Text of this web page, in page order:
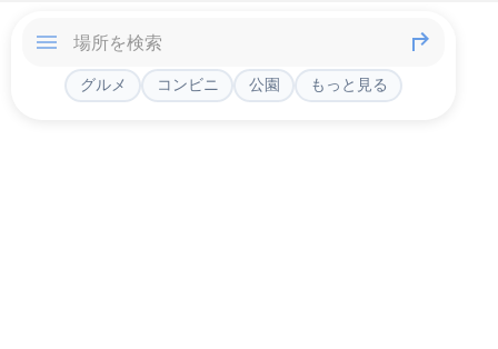
グルメ コンビニ 公園 もっと見る